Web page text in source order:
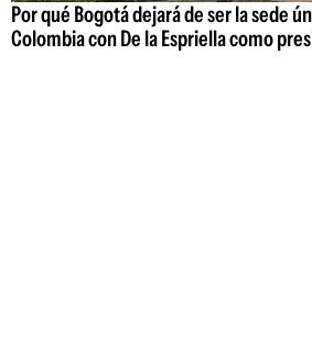
Por qué Bogotá dejará de ser la sede
Colombia con De la Espriella como